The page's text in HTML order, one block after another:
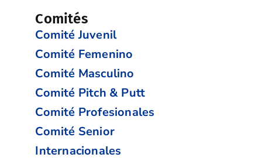
Comités
Comité Juvenil
Comité Femenino
Comité Masculino
Comité Pitch & Putt
Comité Profesionales
Comité Senior
Internacionales